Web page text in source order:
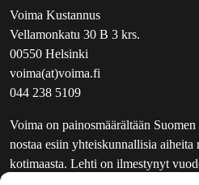
Voima Kustannus
Vellamonkatu 30 B 3 krs.
00550 Helsinki
voima(at)voima.fi
044 238 5109
Voima on painosmäärältään
nostaa esiin yhteiskunnallisia
kotimaasta. Lehti on ilmestynyt